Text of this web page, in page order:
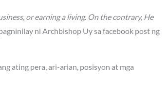
or earning a living. On the contrary, He
ni Archbishop Uy sa facebook post ng
ating pera, ari-arian, posisyon at mga